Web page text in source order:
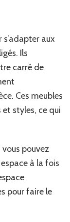
s’adapter aux
Ils
carré de
Ces meubles
styles, ce qui
pouvez
à la fois
pour faire le